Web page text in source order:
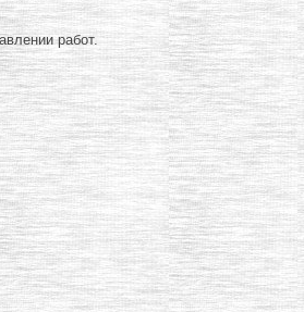
работ.